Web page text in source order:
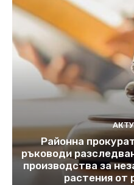
Районна
ръководи
производства за
растения от